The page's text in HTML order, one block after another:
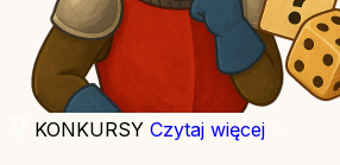
KONKURSY Czytaj więcej